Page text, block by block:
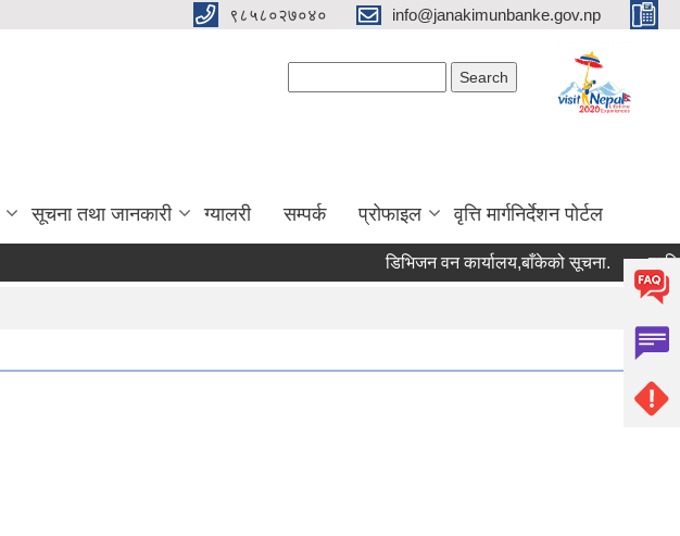
९८५८०२७०४० info@janakimunbanke.gov.np
सूचना तथा जानकारी ग्यालरी सम्पर्क प्रोफाइल वृत्ति मार्गनिर्देशन पोर्टल
डिभिजन वन कार्यालय,बाँकेको सूचना.